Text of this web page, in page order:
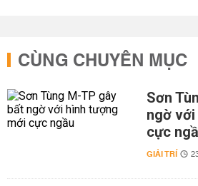
CÙNG CHUYÊN MỤC
Sơn
ngờ
cực
GIẢI TRÍ